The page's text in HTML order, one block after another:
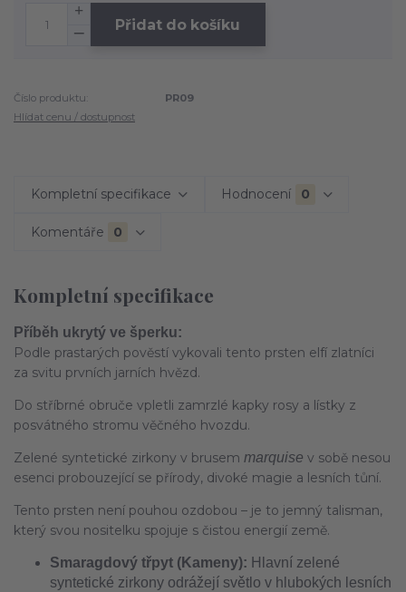
Přidat do košíku
Číslo produktu:
PR09
Hlídat cenu / dostupnost
Kompletní specifikace Hodnocení 0
Komentáře 0
Kompletní specifikace
Příběh ukrytý ve šperku:
Podle prastarých pověstí vykovali tento prsten elfí zlatníci
za svitu prvních jarních hvězd.
Do stříbrné obruče vpletli zamrzlé kapky rosy a lístky z
posvátného stromu věčného hvozdu.
Zelené syntetické zirkony v brusem marquise v sobě nesou
esenci probouzející se přírody, divoké magie a lesních tůní.
Tento prsten není pouhou ozdobou – je to jemný talisman,
který svou nositelku spojuje s čistou energií země.
Smaragdový třpyt (Kameny): Hlavní zelené
syntetické zirkony odrážejí světlo v hlubokých lesních